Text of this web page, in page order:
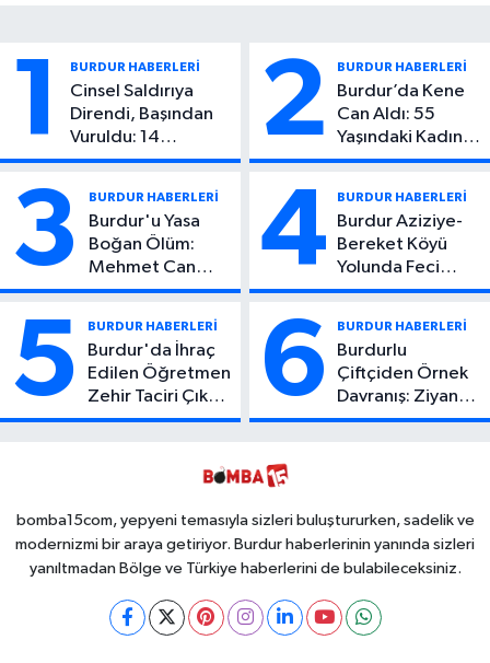
1 BURDUR HABERLERİ
Cinsel Saldırıya
Direndi, Başından
Vuruldu: 14
Yaşındaki Çocuktan
2 BURDUR HABERLERİ
Burdur’da Kene
Can Aldı: 55
Yaşındaki Kadın
Hayatını Kaybetti
3 BURDUR HABERLERİ
Burdur'u Yasa
Boğan Ölüm:
Mehmet Can
Atıcı Genç Yaşta
4 BURDUR HABERLERİ
Burdur Aziziye-
Bereket Köyü
Yolunda Feci
Kaza: 1 Ölü, 2
5 BURDUR HABERLERİ
Burdur'da İhraç
Edilen Öğretmen
Zehir Taciri Çıktı:
Binlerce
6 BURDUR HABERLERİ
Burdurlu
Çiftçiden Örnek
Davranış: Ziyan
Olmasın Diye
Toplayabilecek
bomba15com, yepyeni temasıyla sizleri buluştururken, sadelik ve
modernizmi bir araya getiriyor. Burdur haberlerinin yanında sizleri
yanıltmadan Bölge ve Türkiye haberlerini de bulabileceksiniz.